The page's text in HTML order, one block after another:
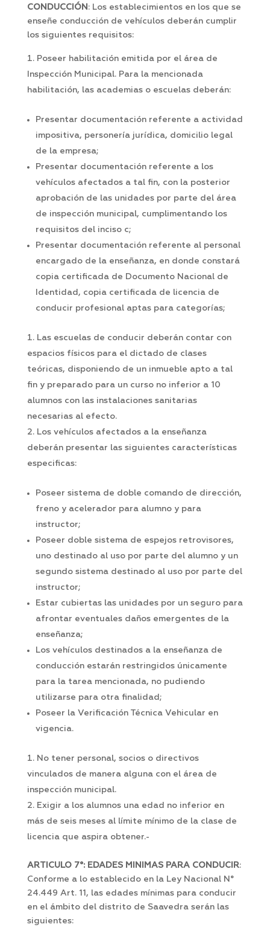
CONDUCCIÓN : Los establecimientos en los que se
enseñe conducción de vehículos deberán cumplir
los siguientes requisitos:
Poseer habilitación emitida por el área de
Inspección Municipal. Para la mencionada
habilitación, las academias o escuelas deberán:
Presentar documentación referente a actividad
impositiva, personería jurídica, domicilio legal
de la empresa;
Presentar documentación referente a los
vehículos afectados a tal fin, con la posterior
aprobación de las unidades por parte del área
de inspección municipal, cumplimentando los
requisitos del inciso c;
Presentar documentación referente al personal
encargado de la enseñanza, en donde constará
copia certificada de Documento Nacional de
Identidad, copia certificada de licencia de
conducir profesional aptas para categorías;
Las escuelas de conducir deberán contar con
espacios físicos para el dictado de clases
teóricas, disponiendo de un inmueble apto a tal
fin y preparado para un curso no inferior a 10
alumnos con las instalaciones sanitarias
necesarias al efecto.
Los vehículos afectados a la enseñanza
deberán presentar las siguientes características
especificas:
Poseer sistema de doble comando de dirección,
freno y acelerador para alumno y para
instructor;
Poseer doble sistema de espejos retrovisores,
uno destinado al uso por parte del alumno y un
segundo sistema destinado al uso por parte del
instructor;
Estar cubiertas las unidades por un seguro para
afrontar eventuales daños emergentes de la
enseñanza;
Los vehículos destinados a la enseñanza de
conducción estarán restringidos únicamente
para la tarea mencionada, no pudiendo
utilizarse para otra finalidad;
Poseer la Verificación Técnica Vehicular en
vigencia.
No tener personal, socios o directivos
vinculados de manera alguna con el área de
inspección municipal.
Exigir a los alumnos una edad no inferior en
más de seis meses al límite mínimo de la clase de
licencia que aspira obtener.-
ARTICULO 7°: EDADES MINIMAS PARA CONDUCIR:
Conforme a lo establecido en la Ley Nacional N°
24.449 Art. 11, las edades mínimas para conducir
en el ámbito del distrito de Saavedra serán las
siguientes: